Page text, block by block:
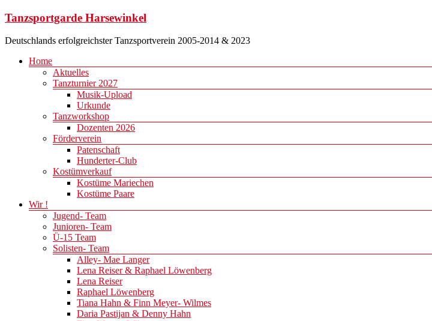
Zum
springen
Tanzsportgarde Harsewinkel
Deutschlands erfolgreichster Tanzsportverein 2005-2014 & 2023
Menü
Home
Aktuelles
Tanzturnier 2027
Musik-Upload
Urkunde
Tanzworkshop
Dozenten 2026
Förderverein
Patenschaft
Hunderter-Club
Kostümverkauf
Kostüme Mariechen
Kostüme Paare
Wir !
Jugend- Team
Junioren- Team
Ü-15 Team
Solisten- Team
Alley- Mae Langer
Lena Reiser & Raphael Löwenberg
Lena Reiser
Raphael Löwenberg
Tiana Hahn & Finn Meyer- Wilmes
Daria Pastijan & Denny Hahn